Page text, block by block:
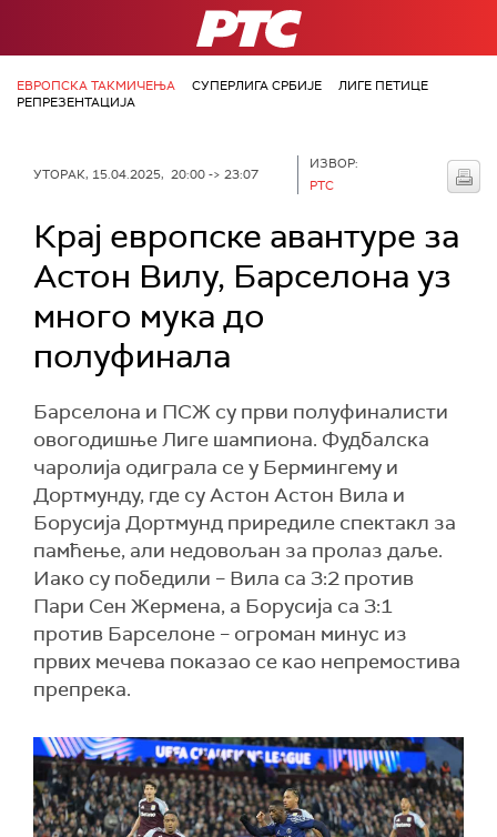
РТС
ЕВРОПСКА ТАКМИЧЕЊА СУПЕРЛИГА СРБИЈЕ
ЛИГЕ ПЕТИЦЕ
РЕПРЕЗЕНТАЦИЈА
УТОРАК, 15.04.2025, 20:00 -> 23:07
ИЗВОР:
РТС
Крај европске авантуре за
Астон Вилу, Барселона уз
много мука до
полуфинала
Барселона и ПСЖ су први полуфиналисти
овогодишње Лиге шампиона. Фудбалска
чаролија одиграла се у Бермингему и
Дортмунду, где су Астон Астон Вила и
Борусија Дортмунд приредиле спектакл за
памћење, али недовољан за пролаз даље.
Иако су победили – Вила са 3:2 против
Пари Сен Жермена, а Борусија са 3:1
против Барселоне – огроман минус из
првих мечева показао се као непремостива
препрека.